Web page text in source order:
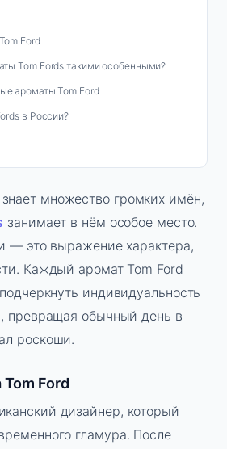
Ford
Tom Fords такими особенными?
ароматы Tom Ford
в России?
множество громких имён,
занимает в нём особое место.
— это выражение характера,
Каждый аромат Tom Ford
индивидуальность
превращая обычный день в
роскоши.
Ford
дизайнер, который
гламура. После